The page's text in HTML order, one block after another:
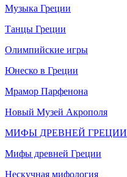
Музыка Греции
Танцы Греции
Олимпийские игры
Юнеско в Греции
Мрамор Парфенона
Новый Музей Акрополя
МИФЫ ДРЕВНЕЙ ГРЕЦИИ
Мифы древней Греции
Нескучная мифология